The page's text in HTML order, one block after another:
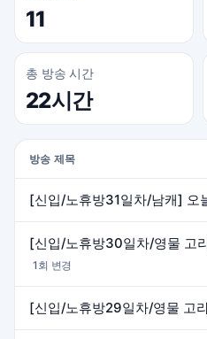
11
총 방송 시간
22시간
방송 제목
1회 변경